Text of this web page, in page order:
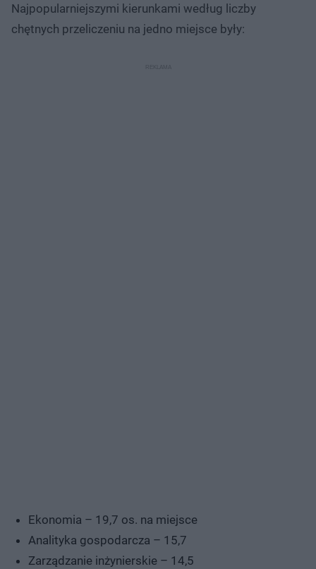
Najpopularniejszymi kierunkami według liczby
chętnych przeliczeniu na jedno miejsce były:
Ekonomia – 19,7 os. na miejsce
Analityka gospodarcza – 15,7
Zarządzanie inżynierskie – 14,5